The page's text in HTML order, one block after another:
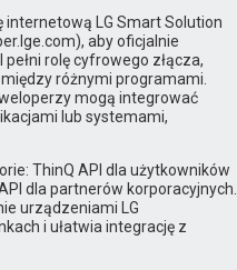
internetową LG Smart Solution
aby oficjalnie
rolę cyfrowego złącza,
różnymi programami.
mogą integrować
lub systemami,
ThinQ API dla użytkowników
dla partnerów korporacyjnych.
urządzeniami LG
i ułatwia integrację z